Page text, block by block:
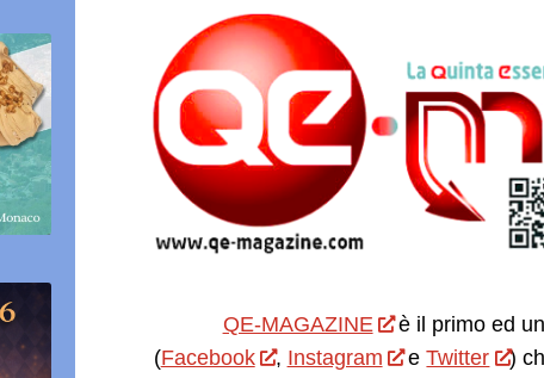
QE-MAGAZINE
è il primo ed
(Facebook , Instagram eTwitter
)